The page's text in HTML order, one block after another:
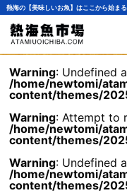
熱海の【美味しいお魚】はここから始ま
Warning: Undefined
/home/newtomi/
content/themes/
Warning: Attempt to
/home/newtomi/
content/themes/
Warning: Undefined
/home/newtomi/
content/themes/